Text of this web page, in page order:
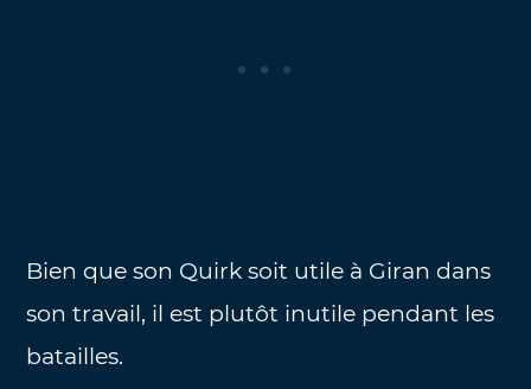
Bien que son Quirk soit utile à Giran dans
son travail, il est plutôt inutile pendant les
batailles.